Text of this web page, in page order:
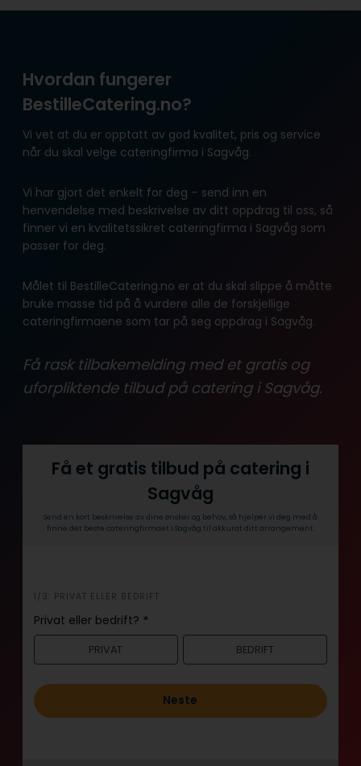
Hvordan fungerer
BestilleCatering.no?
Vi vet at du er opptatt av god kvalitet, pris og service
når du skal velge cateringfirma i Sagvåg.
Vi har gjort det enkelt for deg – send inn en
henvendelse med beskrivelse av ditt oppdrag til oss, så
finner vi en kvalitetssikret cateringfirma i Sagvåg som
passer for deg.
Målet til BestilleCatering.no er at du skal slippe å måtte
bruke masse tid på å vurdere alle de forskjellige
cateringfirmaene som tar på seg oppdrag i Sagvåg.
Få rask tilbakemelding med et gratis og
uforpliktende tilbud på catering i Sagvåg.
Få et gratis tilbud på catering i
Sagvåg
Send en kort beskrivelse av dine ønsker og behov, så hjelper vi deg med å
finne det beste cateringfirmaet i Sagvåg til akkurat ditt arrangement.
i
n
n
o
d
1/3: PRIVAT ELLER BEDRIFT
Privat eller bedrift? *
PRIVAT BEDRIFT
Neste